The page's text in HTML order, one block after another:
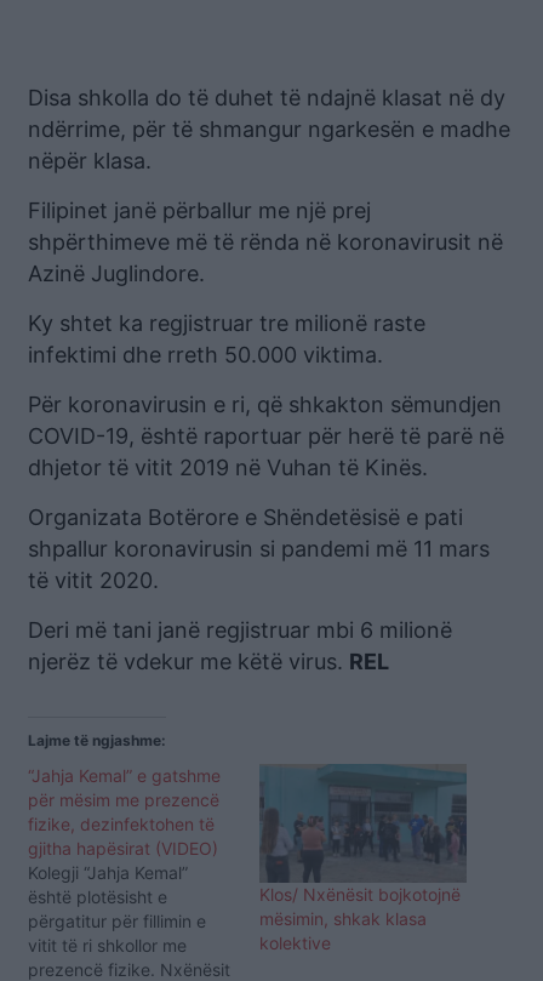
Disa shkolla do të duhet të ndajnë klasat në dy
ndërrime, për të shmangur ngarkesën e madhe
nëpër klasa.
Filipinet janë përballur me një prej
shpërthimeve më të rënda në koronavirusit në
Azinë Juglindore.
Ky shtet ka regjistruar tre milionë raste
infektimi dhe rreth 50.000 viktima.
Për koronavirusin e ri, që shkakton sëmundjen
COVID-19, është raportuar për herë të parë në
dhjetor të vitit 2019 në Vuhan të Kinës.
Organizata Botërore e Shëndetësisë e pati
shpallur koronavirusin si pandemi më 11 mars
të vitit 2020.
Deri më tani janë regjistruar mbi 6 milionë
njerëz të vdekur me këtë virus. REL
Lajme të ngjashme:
“Jahja Kemal” e gatshme
për mësim me prezencë
fizike, dezinfektohen të
gjitha hapësirat (VIDEO)
Kolegji “Jahja Kemal”
është plotësisht e
përgatitur për fillimin e
vitit të ri shkollor me
prezencë fizike. Nxënësit
Klos/ Nxënësit bojkotojnë
mësimin, shkak klasa
kolektive